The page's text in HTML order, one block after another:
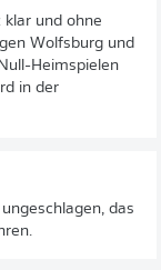
und ohne
Wolfsburg und
Heimspielen
in der
das